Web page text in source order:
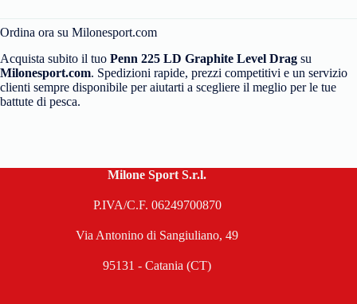
Ordina ora su Milonesport.com
Acquista subito il tuo Penn 225 LD Graphite Level Drag su
Milonesport.com. Spedizioni rapide, prezzi competitivi e un servizio
clienti sempre disponibile per aiutarti a scegliere il meglio per le tue
battute di pesca.
Milone Sport S.r.l.
P.IVA/C.F. 06249700870
Via Antonino di Sangiuliano, 49
95131 - Catania (CT)